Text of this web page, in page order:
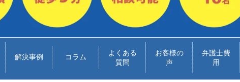
解決事例 コラム
よくある
質問
お客様の
声
弁護士費
用